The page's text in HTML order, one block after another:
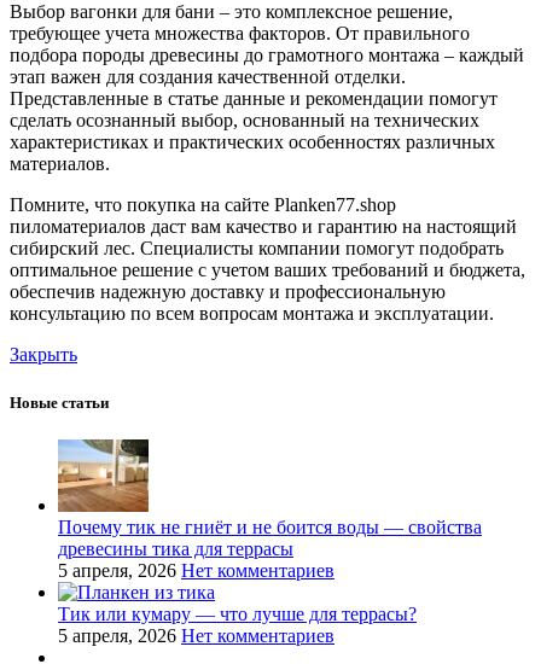
Выбор вагонки для бани – это комплексное решение,
требующее учета множества факторов. От правильного
подбора породы древесины до грамотного монтажа – каждый
этап важен для создания качественной отделки.
Представленные в статье данные и рекомендации помогут
сделать осознанный выбор, основанный на технических
характеристиках и практических особенностях различных
материалов.
Помните, что покупка на сайте Planken77.shop
пиломатериалов даст вам качество и гарантию на настоящий
сибирский лес. Специалисты компании помогут подобрать
оптимальное решение с учетом ваших требований и бюджета,
обеспечив надежную доставку и профессиональную
консультацию по всем вопросам монтажа и эксплуатации.
Закрыть
Новые статьи
Почему тик не гниёт и не боится воды — свойства
древесины тика для террасы
5 апреля, 2026 Нет комментариев
Тик или кумару — что лучше для террасы?
5 апреля, 2026 Нет комментариев